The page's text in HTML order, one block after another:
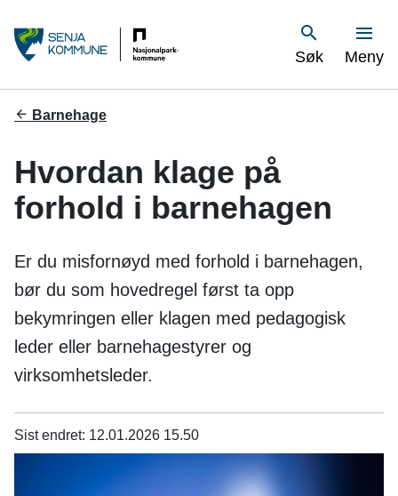
S
e
a
k
o
m
m
u
e
Søk Vis
Meny
Du
her:
Barnehage
Hvordan klage på
forhold i barnehagen
Er du misfornøyd med forhold i barnehagen,
bør du som hovedregel først ta opp
bekymringen eller klagen med pedagogisk
leder eller barnehagestyrer og
virksomhetsleder.
Sist endret 12.01.2026 15.50